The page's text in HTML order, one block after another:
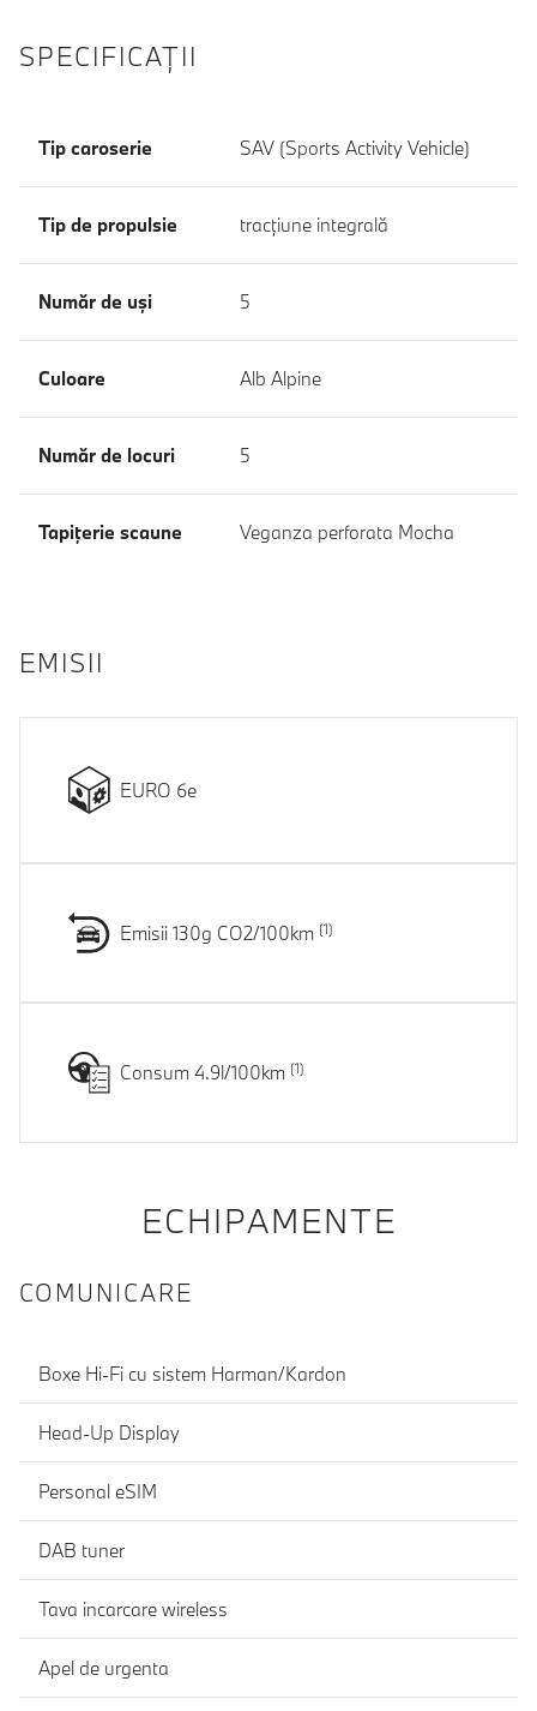
SPECIFICAŢII
Tip caroserie SAV (Sports Activity Vehicle)
Tip de propulsie tracţiune integrală
Număr de uşi 5
Culoare Alb Alpine
Număr de locuri 5
Tapiţerie scaune Veganza perforata Mocha
EMISII
EURO 6e
Emisii 130g CO2/100km
Consum 4.9l/100km
ECHIPAMENTE
COMUNICARE
Boxe Hi-Fi cu sistem Harman/Kardon
Head-Up Display
Personal eSIM
DAB tuner
Tava incarcare wireless
Apel de urgenta